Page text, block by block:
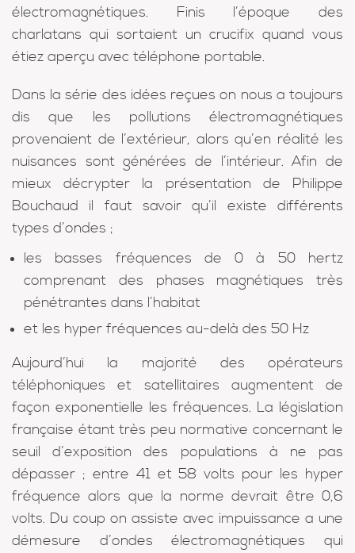
électromagnétiques. Finis l’époque des
charlatans qui sortaient un crucifix quand vous
étiez aperçu avec téléphone portable.
Dans la série des idées reçues on nous a toujours
dis que les pollutions électromagnétiques
provenaient de l’extérieur, alors qu’en réalité les
nuisances sont générées de l’intérieur. Afin de
mieux décrypter la présentation de Philippe
Bouchaud il faut savoir qu’il existe différents
types d’ondes ;
les basses fréquences de 0 à 50 hertz
comprenant des phases magnétiques très
pénétrantes dans l’habitat
et les hyper fréquences au-delà des 50 Hz
Aujourd’hui la majorité des opérateurs
téléphoniques et satellitaires augmentent de
façon exponentielle les fréquences. La législation
française étant très peu normative concernant le
seuil d’exposition des populations à ne pas
dépasser ; entre 41 et 58 volts pour les hyper
fréquence alors que la norme devrait être 0,6
volts. Du coup on assiste avec impuissance a une
démesure d’ondes électromagnétiques qui